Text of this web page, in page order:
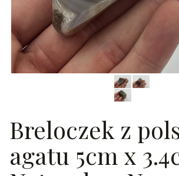
Breloczek z
agatu 5cm x